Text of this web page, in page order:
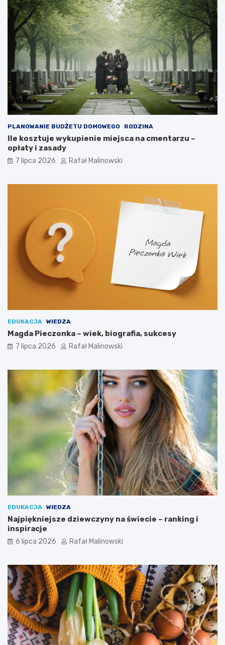
PLANOWANIE BUDŻETU DOMOWEGO RODZINA
Ile kosztuje wykupienie miejsca na cmentarzu –
opłaty i zasady
7 lipca 2026 Rafał Malinowski
EDUKACJA WIEDZA
Magda Pieczonka – wiek, biografia, sukcesy
7 lipca 2026 Rafał Malinowski
EDUKACJA WIEDZA
Najpiękniejsze dziewczyny na świecie – ranking i
inspiracje
6 lipca 2026 Rafał Malinowski